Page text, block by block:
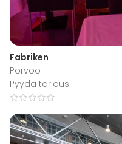
Fabriken
Porvoo
Pyydä tarjous